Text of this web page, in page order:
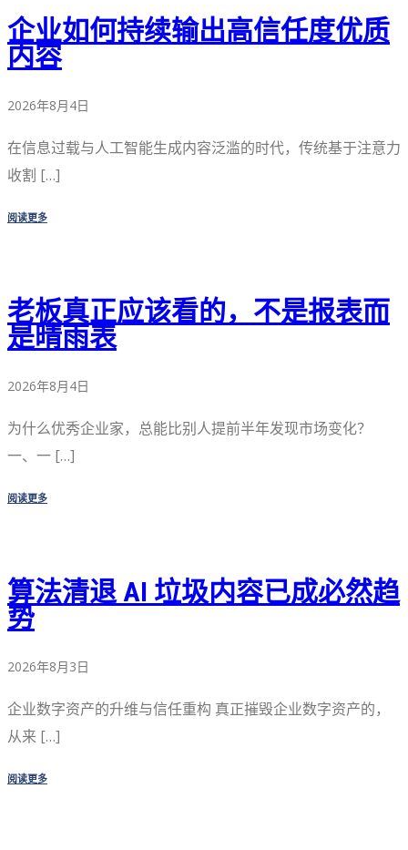
企业如何持续输出高信任度优质
内容
2026年8月4日
在信息过载与人工智能生成内容泛滥的时代，传统基于注意力
收割 […]
阅读更多
老板真正应该看的，不是报表而
是晴雨表
2026年8月4日
为什么优秀企业家，总能比别人提前半年发现市场变化？
一、一 […]
阅读更多
算法清退 AI 垃圾内容已成必然趋
势
2026年8月3日
企业数字资产的升维与信任重构 真正摧毁企业数字资产的，
从来 […]
阅读更多